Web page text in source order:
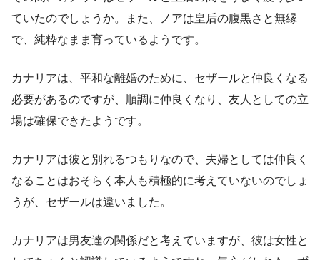
ていたのでしょうか。また、ノアは皇后の腹黒さと無縁
で、純粋なまま育っているようです。
カナリアは、平和な離婚のために、セザールと仲良くなる
必要があるのですが、順調に仲良くなり、友人としての立
場は確保できたようです。
カナリアは彼と別れるつもりなので、夫婦としては仲良く
なることはおそらく本人も積極的に考えていないのでしょ
うが、セザールは違いました。
カナリアは男友達の関係だと考えていますが、彼は女性と